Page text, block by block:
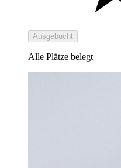
Ausgebucht
Alle Plätze belegt